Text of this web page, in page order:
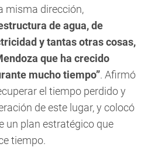
misma dirección,
de agua, de
y tantas otras cosas,
que ha crecido
mucho tiempo”. Afirmó
el tiempo perdido y
de este lugar, y colocó
un plan estratégico que
tiempo.